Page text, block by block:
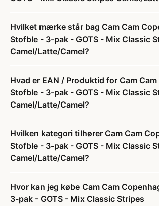
Hvilket mærke står bag Cam Cam
Stofble - 3-pak - GOTS - Mix Classic
Camel/Latte/Camel?
Hvad er EAN / Produktid for Cam
Stofble - 3-pak - GOTS - Mix Classic
Camel/Latte/Camel?
Hvilken kategori tilhører Cam Cam
Stofble - 3-pak - GOTS - Mix Classic
Camel/Latte/Camel?
Hvor kan jeg købe Cam Cam
3-pak - GOTS - Mix Classic Stripes